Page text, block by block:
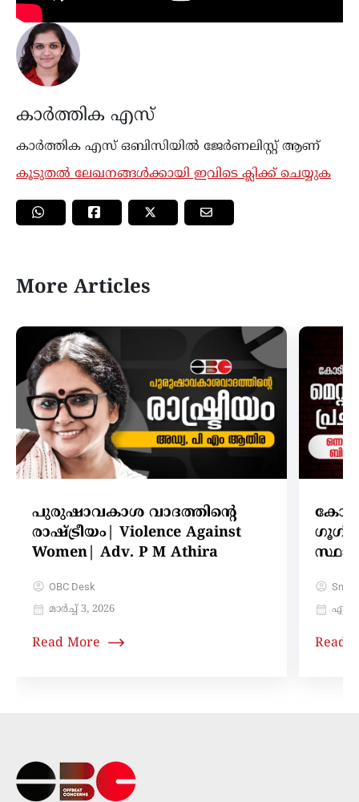
കാർത്തിക എസ്
കാര്‍ത്തിക എസ് ഒബിസിയിൽ ജേർണലിസ്റ്റ് ആണ്
കൂടുതൽ ലേഖനങ്ങൾക്കായി ഇവിടെ ക്ലിക്ക് ചെയ്യുക
More Articles
പുരുഷാവകാശ വാദത്തിന്റെ
രാഷ്ട്രീയം| Violence Against
Women| Adv. P M Athira
OBC Desk
മാർച്ച്‌ 3, 2026
Read More Read